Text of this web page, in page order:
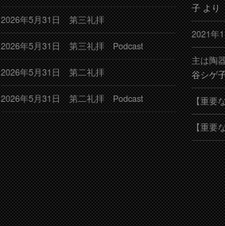
2026年5月31日 第三礼拝
2026年5月31日 第三礼拝 Podcast
2026年5月31日 第二礼拝
2026年5月31日 第二礼拝 Podcast
子より
2021年
主は陶
谷シゲ
【重要
【重要